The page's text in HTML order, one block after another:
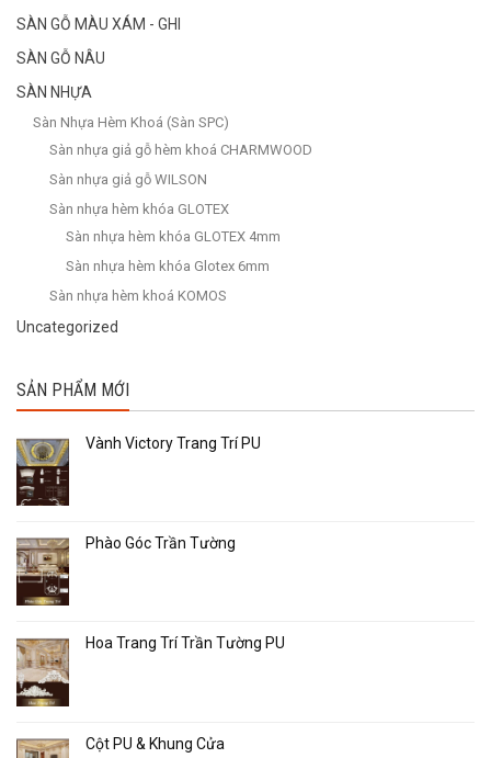
SÀN GỖ MÀU XÁM - GHI
SÀN GỖ NÂU
SÀN NHỰA
Sàn Nhựa Hèm Khoá (Sàn SPC)
Sàn nhựa giả gỗ hèm khoá CHARMWOOD
Sàn nhựa giả gỗ WILSON
Sàn nhựa hèm khóa GLOTEX
Sàn nhựa hèm khóa GLOTEX 4mm
Sàn nhựa hèm khóa Glotex 6mm
Sàn nhựa hèm khoá KOMOS
Uncategorized
SẢN PHẨM MỚI
Vành Victory Trang Trí PU
Phào Góc Trần Tường
Hoa Trang Trí Trần Tường PU
Cột PU & Khung Cửa